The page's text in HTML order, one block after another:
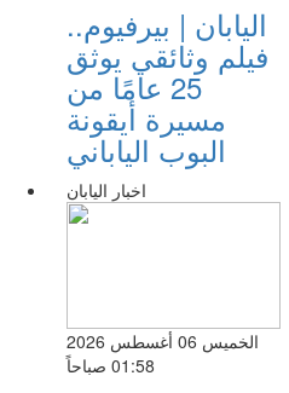
اليابان | بيرفيوم..
فيلم وثائقي يوثق
25 عامًا من
مسيرة أيقونة
البوب الياباني
اخبار اليابان
الخميس 06 أغسطس 2026
01:58 صباحاً